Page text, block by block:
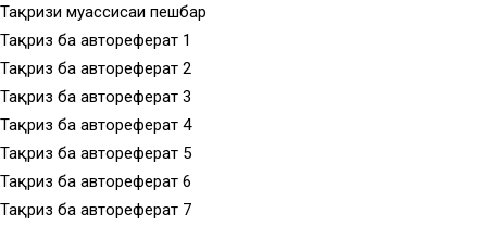
Тақризи муассисаи пешбар
Тақриз ба автореферат 1
Тақриз ба автореферат 2
Тақриз ба автореферат 3
Тақриз ба автореферат 4
Тақриз ба автореферат 5
Тақриз ба автореферат 6
Тақриз ба автореферат 7